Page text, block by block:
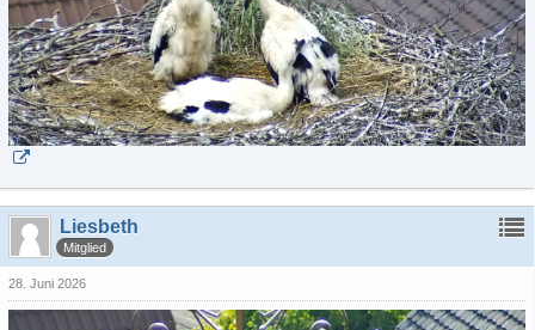
Liesbeth
Mitglied
28. Juni 2026